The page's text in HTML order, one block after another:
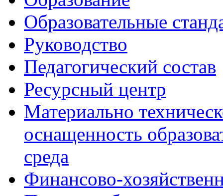
Образовательные
Руководство
Педагогический состав
Ресурсный центр
Материально
оснащенность
среда
Финансово-